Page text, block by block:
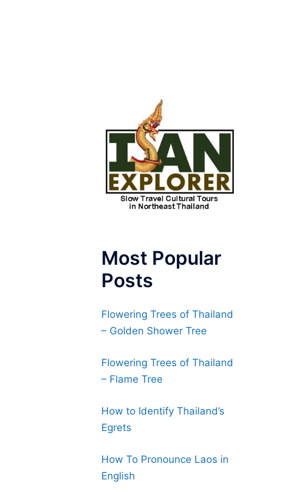
Most Popular
Posts
Flowering Trees of Thailand
– Golden Shower Tree
Flowering Trees of Thailand
– Flame Tree
How to Identify Thailand’s
Egrets
How To Pronounce Laos in
English